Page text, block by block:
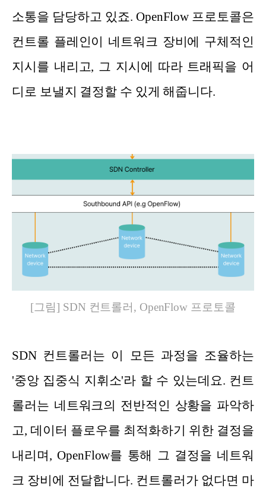
소통을 담당하고 있죠. OpenFlow 프로토콜은
컨트롤 플레인이 네트워크 장비에 구체적인
지시를 내리고, 그 지시에 따라 트래픽을 어
디로 보낼지 결정할 수 있게 해줍니다.
[그림] SDN 컨트롤러, OpenFlow 프로토콜
SDN 컨트롤러는 이 모든 과정을 조율하는
'중앙 집중식 지휘소'라 할 수 있는데요. 컨트
롤러는 네트워크의 전반적인 상황을 파악하
고, 데이터 플로우를 최적화하기 위한 결정을
내리며, OpenFlow를 통해 그 결정을 네트워
크 장비에 전달합니다. 컨트롤러가 없다면 마